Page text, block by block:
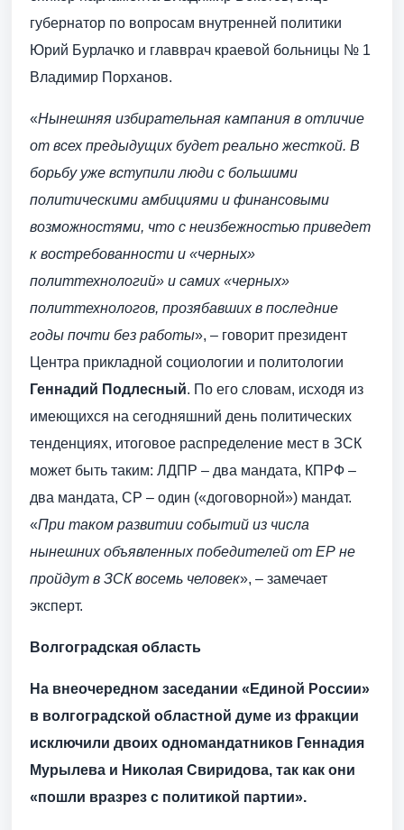
губернатор по вопросам внутренней политики
Юрий Бурлачко и главврач краевой больницы № 1
Владимир Порханов.
«Нынешняя избирательная кампания в отличие
от всех предыдущих будет реально жесткой. В
борьбу уже вступили люди с большими
политическими амбициями и финансовыми
возможностями, что с неизбежностью приведет
к востребованности и «черных»
политтехнологий» и самих «черных»
политтехнологов, прозябавших в последние
годы почти без работы», – говорит президент
Центра прикладной социологии и политологии
Геннадий Подлесный. По его словам, исходя из
имеющихся на сегодняшний день политических
тенденциях, итоговое распределение мест в ЗСК
может быть таким: ЛДПР – два мандата, КПРФ –
два мандата, СР – один («договорной») мандат.
«При таком развитии событий из числа
нынешних объявленных победителей от ЕР не
пройдут в ЗСК восемь человек», – замечает
эксперт.
Волгоградская область
На внеочередном заседании «Единой России»
в волгоградской областной думе из фракции
исключили двоих одномандатников Геннадия
Мурылева и Николая Свиридова, так как они
«пошли вразрез с политикой партии».